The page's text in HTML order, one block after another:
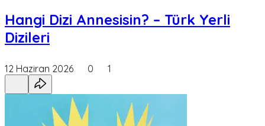
Hangi Dizi Annesisin? – Türk Yerli
Dizileri
12 Haziran 2026 0 1